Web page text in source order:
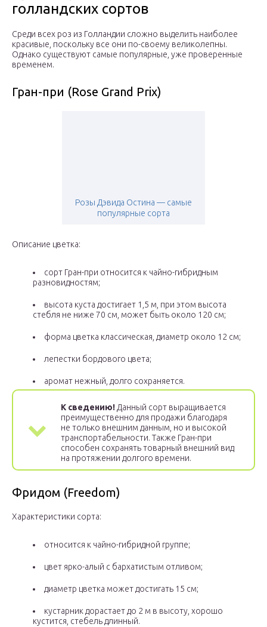
голландских сортов
Среди всех роз из Голландии сложно выделить наиболее
красивые, поскольку все они по-своему великолепны.
Однако существуют самые популярные, уже проверенные
временем.
Гран-при (Rose Grand Prix)
Розы Дэвида Остина — самые
популярные сорта
Описание цветка:
сорт Гран-при относится к чайно-гибридным
разновидностям;
высота куста достигает 1,5 м, при этом высота
стебля не ниже 70 см, может быть около 120 см;
форма цветка классическая, диаметр около 12 см;
лепестки бордового цвета;
аромат нежный, долго сохраняется.
К сведению! Данный сорт выращивается
преимущественно для продажи благодаря
не только внешним данным, но и высокой
транспортабельности. Также Гран-при
способен сохранять товарный внешний вид
на протяжении долгого времени.
Фридом (Freedom)
Характеристики сорта:
относится к чайно-гибридной группе;
цвет ярко-алый с бархатистым отливом;
диаметр цветка может достигать 15 см;
кустарник дорастает до 2 м в высоту, хорошо
кустится, стебель длинный.